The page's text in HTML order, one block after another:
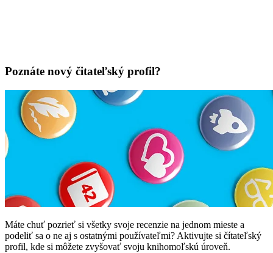
Poznáte nový čitateľský profil?
Máte chuť pozrieť si všetky svoje recenzie na jednom mieste a
podeliť sa o ne aj s ostatnými používateľmi? Aktivujte si čítateľský
profil, kde si môžete zvyšovať svoju knihomoľskú úroveň.